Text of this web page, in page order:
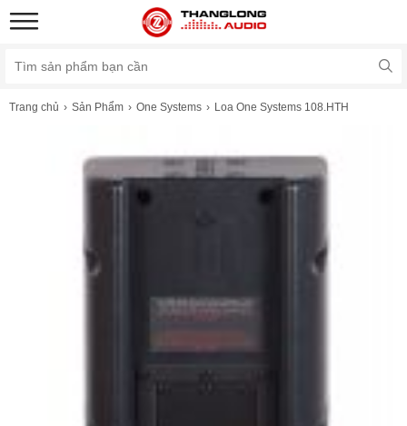
Trang chủ Sản Phẩm One Systems Loa One Systems 108.HTH